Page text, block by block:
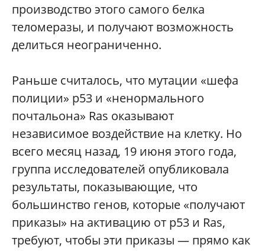
производство этого самого белка
теломеразы, и получают возможность
делиться неограниченно.
Раньше считалось, что мутации «шефа
полиции» p53 и «ненормального
почтальона» Ras оказывают
независимое воздействие на клетку. Но
всего месяц назад, 19 июня этого года,
группа исследователей опубликовала
результаты, показывающие, что
большинство генов, которые «получают
приказы» на активацию от p53 и Ras,
требуют, чтобы эти приказы — прямо как